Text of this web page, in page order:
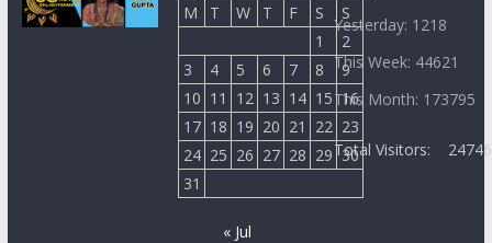
M
T W T F S
S
1
2
3
4 5 6 7 8
9
10 11 12 13 14 15 16
17 18 19 20 21 22 23
24 25 26 27 28 29 30
31
« Jul
Yesterday: 1218
This Week: 44621
This Month: 173795
Total Visitors: